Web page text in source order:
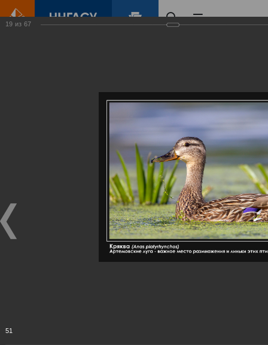
Фотогалерея
19 из 67
51